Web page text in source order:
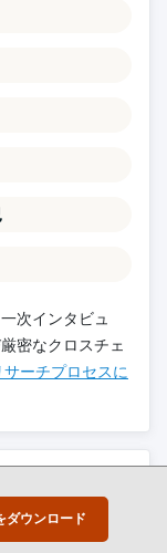
ダウンロード
次インタビュ
密なクロスチェ
サーチプロセスに